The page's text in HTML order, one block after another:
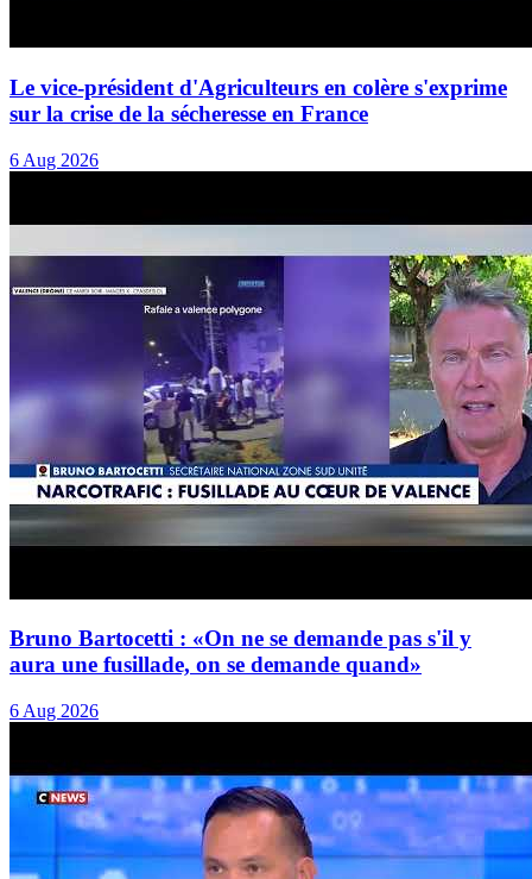
Le vice-président d'Agriculteurs en colère s'exprime
sur la crise de la sécheresse en France
6 Aug 2026
Bruno Bartocetti : «On ne se demande pas s'il y
aura une fusillade, on se demande quand»
6 Aug 2026